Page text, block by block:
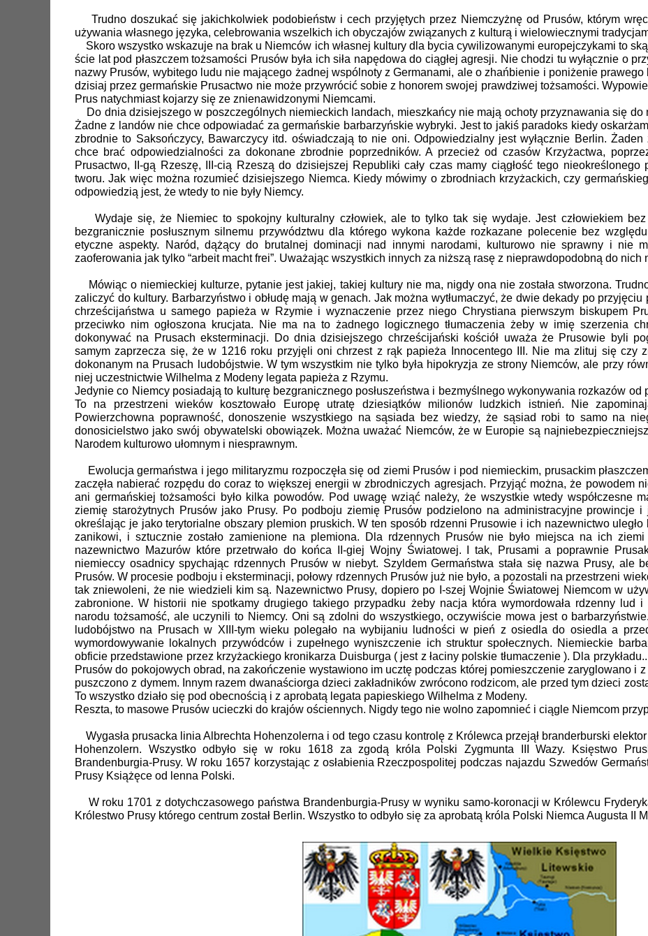
Trudno doszukać się jakichkolwiek podobieństw i cech przyjętych przez Niemczyżnę od Prusów, którym
używania własnego języka, celebrowania wszelkich ich obyczajów związanych z kulturą i wielowiecznymi
Skoro wszystko wskazuje na brak u Niemców ich własnej kultury dla bycia cywilizowanymi europejczykami to
ście lat pod płaszczem tożsamości Prusów była ich siła napędowa do ciągłej agresji. Nie chodzi tu wyłącznie o
nazwy Prusów, wybitego ludu nie mającego żadnej wspólnoty z Germanami, ale o zhańbienie i poniżenie prawego
dzisiaj przez germańskie Prusactwo nie może przywrócić sobie z honorem swojej prawdziwej tożsamości.
Prus natychmiast kojarzy się ze znienawidzonymi Niemcami.
Do dnia dzisiejszego w poszczególnych niemieckich landach, mieszkańcy nie mają ochoty przyznawania się do
Żadne z landów nie chce odpowiadać za germańskie barbarzyńskie wybryki. Jest to jakiś paradoks kiedy
zbrodnie to Saksończycy, Bawarczycy itd. oświadczają to nie oni. Odpowiedzialny jest wyłącznie Berlin.
chce brać odpowiedzialności za dokonane zbrodnie poprzedników. A przecież od czasów Krzyżactwa,
Prusactwo, II-gą Rzeszę, III-cią Rzeszą do dzisiejszej Republiki cały czas mamy ciągłość tego nieokreślonego
tworu. Jak więc można rozumieć dzisiejszego Niemca. Kiedy mówimy o zbrodniach krzyżackich, czy
odpowiedzią jest, że wtedy to nie były Niemcy.
Wydaje się, że Niemiec to spokojny kulturalny człowiek, ale to tylko tak się wydaje. Jest człowiekiem bez
bezgranicznie posłusznym silnemu przywództwu dla którego wykona każde rozkazane polecenie bez
etyczne aspekty. Naród, dążący do brutalnej dominacji nad innymi narodami, kulturowo nie sprawny i nie
zaoferowania jak tylko “arbeit macht frei”. Uważając wszystkich innych za niższą rasę z nieprawdopodobną do nich
Mówiąc o niemieckiej kulturze, pytanie jest jakiej, takiej kultury nie ma, nigdy ona nie została stworzona.
zaliczyć do kultury. Barbarzyństwo i obłudę mają w genach. Jak można wytłumaczyć, że dwie dekady po przyjęciu
chrześcijaństwa u samego papieża w Rzymie i wyznaczenie przez niego Chrystiana pierwszym biskupem
przeciwko nim ogłoszona krucjata. Nie ma na to żadnego logicznego tłumaczenia żeby w imię szerzenia
dokonywać na Prusach eksterminacji. Do dnia dzisiejszego chrześcijański kościół uważa że Prusowie byli
samym zaprzecza się, że w 1216 roku przyjęli oni chrzest z rąk papieża Innocentego III. Nie ma zlituj się czy
dokonanym na Prusach ludobójstwie. W tym wszystkim nie tylko była hipokryzja ze strony Niemców, ale przy
niej uczestnictwie Wilhelma z Modeny legata papieża z Rzymu.
Jedynie co Niemcy posiadają to kulturę bezgranicznego posłuszeństwa i bezmyślnego wykonywania rozkazów od
To na przestrzeni wieków kosztowało Europę utratę dziesiątków milionów ludzkich istnień. Nie
Powierzchowna poprawność, donoszenie wszystkiego na sąsiada bez wiedzy, że sąsiad robi to samo na
donosicielstwo jako swój obywatelski obowiązek. Można uważać Niemców, że w Europie są
Narodem kulturowo ułomnym i niesprawnym.
Ewolucja germaństwa i jego militaryzmu rozpoczęła się od ziemi Prusów i pod niemieckim, prusackim
zaczęła nabierać rozpędu do coraz to większej energii w zbrodniczych agresjach. Przyjąć można, że powodem
ani germańskiej tożsamości było kilka powodów. Pod uwagę wziąć należy, że wszystkie wtedy współczesne
ziemię starożytnych Prusów jako Prusy. Po podboju ziemię Prusów podzielono na administracyjne prowincje i
określając je jako terytorialne obszary plemion pruskich. W ten sposób rdzenni Prusowie i ich nazewnictwo uległo
zanikowi, i sztucznie zostało zamienione na plemiona. Dla rdzennych Prusów nie było miejsca na ich
nazewnictwo Mazurów które przetrwało do końca II-giej Wojny Światowej. I tak, Prusami a poprawnie
niemieccy osadnicy spychając rdzennych Prusów w niebyt. Szyldem Germaństwa stała się nazwa Prusy, ale
Prusów. W procesie podboju i eksterminacji, połowy rdzennych Prusów już nie było, a pozostali na przestrzeni
tak zniewoleni, że nie wiedzieli kim są. Nazewnictwo Prusy, dopiero po I-szej Wojnie Światowej Niemcom w
zabronione. W historii nie spotkamy drugiego takiego przypadku żeby nacja która wymordowała rdzenny lud i
narodu tożsamość, ale uczynili to Niemcy. Oni są zdolni do wszystkiego, oczywiście mowa jest o
ludobójstwo na Prusach w XIII-tym wieku polegało na wybijaniu ludności w pień z osiedla do osiedla a
wymordowywanie lokalnych przywódców i zupełnego wyniszczenie ich struktur społecznych. Niemieckie
obficie przedstawione przez krzyżackiego kronikarza Duisburga ( jest z łaciny polskie tłumaczenie ). Dla
Prusów do pokojowych obrad, na zakończenie wystawiono im ucztę podczas której pomieszczenie zaryglowano i
puszczono z dymem. Innym razem dwanaściorga dzieci zakładników zwrócono rodzicom, ale przed tym dzieci
To wszystko działo się pod obecnością i z aprobatą legata papieskiego Wilhelma z Modeny.
Reszta, to masowe Prusów ucieczki do krajów ościennych. Nigdy tego nie wolno zapomnieć i ciągle Niemcom
Wygasła prusacka linia Albrechta Hohenzolerna i od tego czasu kontrolę z Królewca przejął branderburski
Hohenzolern. Wszystko odbyło się w roku 1618 za zgodą króla Polski Zygmunta III Wazy. Księstwo
Brandenburgia-Prusy. W roku 1657 korzystając z osłabienia Rzeczpospolitej podczas najazdu Szwedów
Prusy Książęce od lenna Polski.
W roku 1701 z dotychczasowego państwa Brandenburgia-Prusy w wyniku samo-koronacji w Królewcu
Królestwo Prusy którego centrum został Berlin. Wszystko to odbyło się za aprobatą króla Polski Niemca Augusta II